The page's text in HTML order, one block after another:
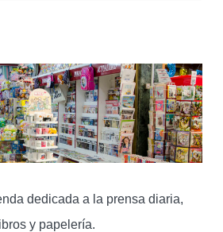
dedicada a la prensa diaria,
y papelería.